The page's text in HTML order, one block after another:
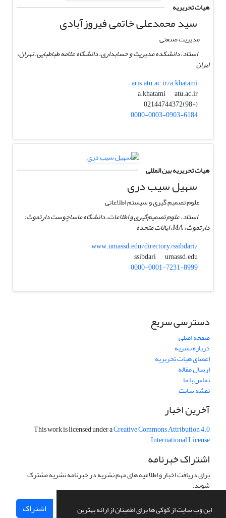
این وب سایت از کوکی ها برای اطمینان از ارائه بهترین
هیات تحریریه
سید محمدعلی خاتمی فیروزآبادی
مدیریت صنعتی
استاد، دانشکده مدیریت و حسابداری، دانشگاه علامه طباطبایی، تهران،
ایران
aris.atu.ac.ir/a.khatami
a.khatami
atu.ac.ir
(+98)02144744372
0000-0003-0903-6184
هیات تحریریه بین المللی
سهیل سیب دری
علوم تصمیم گیری و سیستم اطلاعاتی
استاد، علوم تصمیم‌گیری و اطلاعات، دانشگاه ماساچوست دارتموث:
دارتموث، MA، ایالات متحده
www.umassd.edu/directory/ssibdari/
ssibdari
umassd.edu
0000-0001-7231-8999
دسترسی سریع
صفحه اصلی
درباره نشریه
اعضای هیات تحریریه
ارسال مقاله
تماس با ما
نقشه سایت
آخرین اخبار
This work is licensed under aCreative Commons Attribution 4.0
International License
.
اشتراک خبرنامه
برای دریافت اخبار و اطلاعیه های مهم نشریه در خبرنامه نشریه مشترک
شوید.
اشتراک